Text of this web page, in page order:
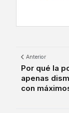
Anterior
Por qué la
apenas
con